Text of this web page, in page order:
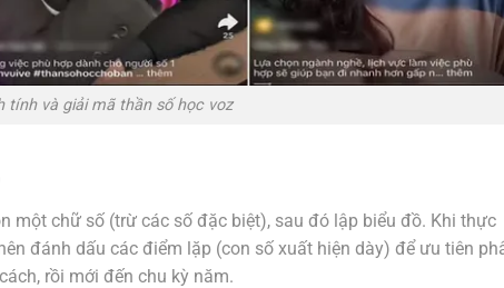
tính và giải mã thần số học voz
một chữ số (trừ các số đặc biệt), sau đó lập biểu đồ. Khi thực
đánh dấu các điểm lặp (con số xuất hiện dày) để ưu tiên
rồi mới đến chu kỳ năm.